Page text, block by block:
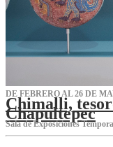
DE FEBRERO AL 26 DE
Chimalli,
Chapultepec
Sala de Exposiciones